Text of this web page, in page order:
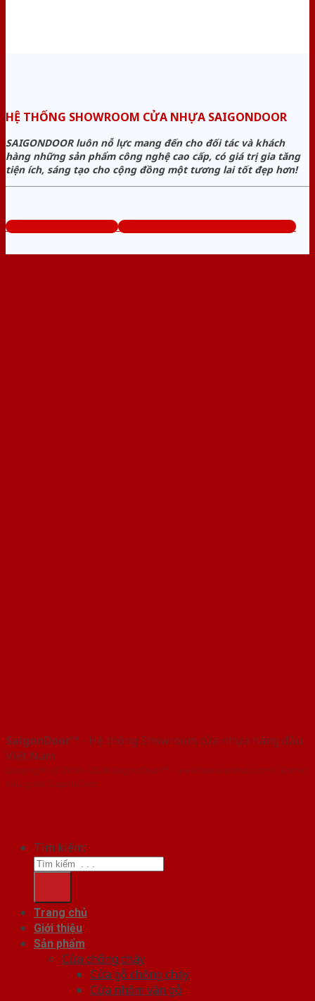
HỆ THỐNG SHOWROOM CỬA NHỰA SAIGONDOOR
SAIGONDOOR luôn nỗ lực mang đến cho đối tác và khách
hàng những sản phẩm công nghệ cao cấp, có giá trị gia tăng
tiện ích, sáng tạo cho cộng đồng một tương lai tốt đẹp hơn!
www.sieuthicuanhua.net Tổng đài tư vấn miễn phí: 0824.400.400
SaigonDoor™ - Hệ thống Showroom cửa nhựa hàng đầu
Việt Nam
Copyright ⓒ 2016 – 2026 SaigonDoor™ - www.bancuanhua.com | Đơn vị
chủ quản SaigonDoor
Tìm kiếm:
Trang chủ
Giới thiệu
Sản phẩm
Cửa chống cháy
Cửa gỗ chống cháy
Cửa nhôm vân gỗ